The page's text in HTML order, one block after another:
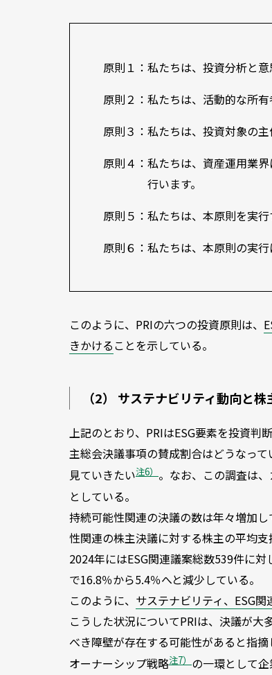
原則１：私たちは、投資分析と意
原則２：私たちは、活動的な所
原則３：私たちは、投資対象の
原則４：私たちは、資産運用業
行います。
原則５：私たちは、本原則を実
原則６：私たちは、本原則の実
このように、PRIの六つの投資原則は、
きかけることを示している。
（2） サステナビリティ動向と
上記のとおり、PRIはESG要素を投資判
主総会決議事項の賛成割合はどうなっ
見ていきたい注6） 。なお、この調査は
としている。
持続可能性関連の決議の数は年々増加
性関連の株主決議に対する株主の平均
2024年にはESG関連議案総数539件に
で16.8％から5.4％へと減少している。
このように、 サステナビリティ、ESG
こうした状況についてPRIは、決議が
べき障壁が存在する可能性があると指
オーナーシップ戦略注7） の一環として